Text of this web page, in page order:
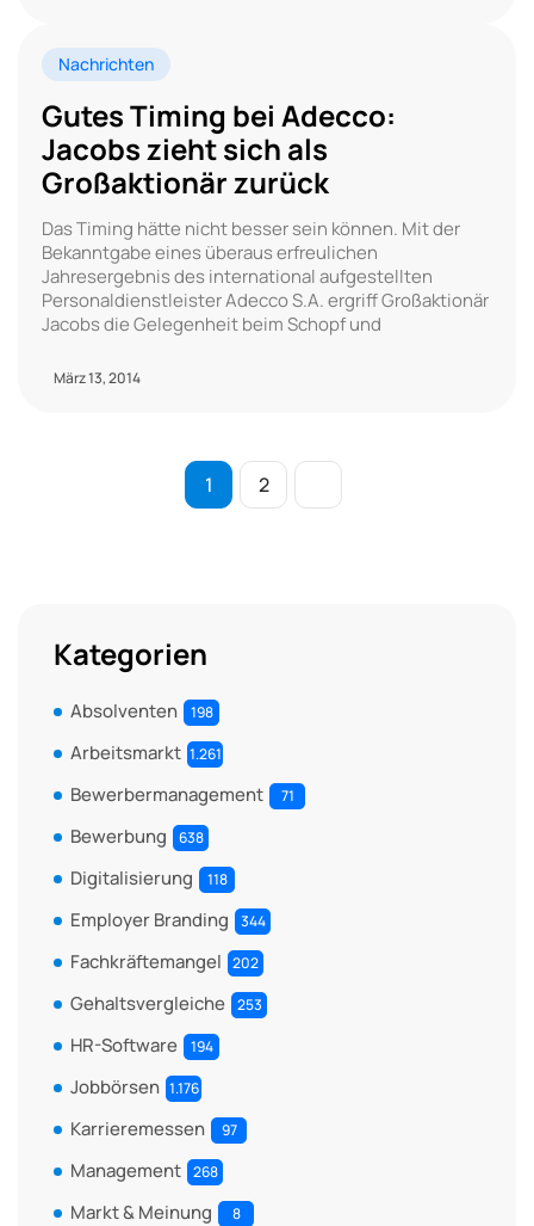
Nachrichten
Gutes Timing bei Adecco:
Jacobs zieht sich als
Großaktionär zurück
Das Timing hätte nicht besser sein können. Mit der
Bekanntgabe eines überaus erfreulichen
Jahresergebnis des international aufgestellten
Personaldienstleister Adecco S.A. ergriff Großaktionär
Jacobs die Gelegenheit beim Schopf und
März 13, 2014
1 2
Kategorien
Absolventen 198
Arbeitsmarkt 1.261
Bewerbermanagement 71
Bewerbung 638
Digitalisierung 118
Employer Branding 344
Fachkräftemangel 202
Gehaltsvergleiche 253
HR-Software 194
Jobbörsen 1.176
Karrieremessen 97
Management 268
Markt & Meinung 8